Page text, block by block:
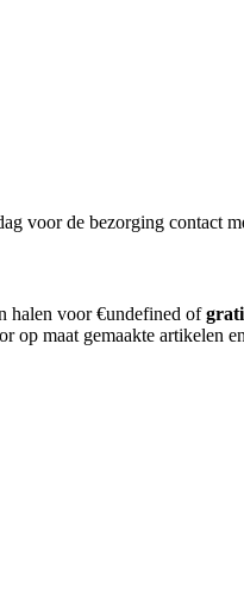
voor de bezorging contact
halen voor €undefined of
maat gemaakte artikelen